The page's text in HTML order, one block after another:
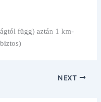
függ) aztán 1 km-
NEXT